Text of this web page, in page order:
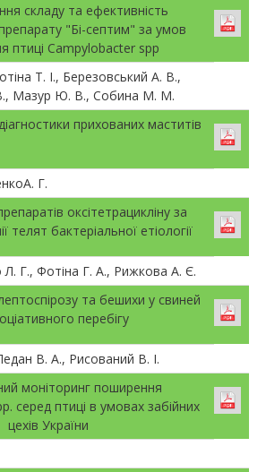
складу та ефективність
"Бі-септим" за умов
птиці Campylobacter spp
Т. І., Березовський А. В.,
Мазур Ю. В., Собина М. М.
прихованих маститів
Г.
оксітетрацикліну за
телят бактеріальної етіології
Л. Г., Фотіна Г. А., Рижкова А. Є.
та бешихи у свиней
перебігу
В. А., Рисований В. І.
моніторинг поширення
серед птиці в умовах забійних
цехів України